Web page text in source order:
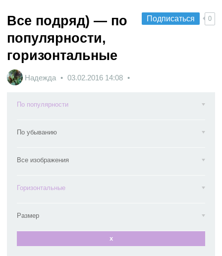
Подписаться 0
Все подряд) — по
популярности,
горизонтальные
Надежда 03.02.2016 14:08
По популярности
По убыванию
Все изображения
Горизонтальные
Размер
x